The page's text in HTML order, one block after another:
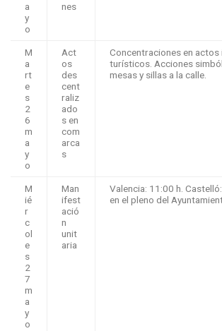
a
y
o
nes
M
a
rt
e
s
2
6
m
a
y
o
Act
os
des
cent
raliz
ado
s en
com
arca
s
Concentraciones en
turísticos. Acciones
mesas y sillas a la calle.
M
ié
r
c
ol
e
s
2
7
m
a
y
o
Man
ifest
ació
n
unit
aria
Valencia: 11:00 h.
en el pleno del